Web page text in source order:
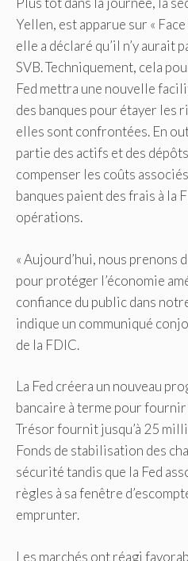
Yellen, est apparue sur «
elle a déclaré qu’il n’y aurait
SVB. Techniquement, cela
Fed mettra une nouvelle
des banques pour étayer les
elles sont confrontées. En
partie des actifs et des
compenser les coûts
banques paient des frais à la
opérations.
« Aujourd’hui, nous prenons
pour protéger l’économie
confiance du public dans
indique un communiqué
de la FDIC.
La Fed créera un nouveau
bancaire à terme pour fournir
Trésor fournit jusqu’à 25
Fonds de stabilisation des
sécurité tandis que la Fed
règles à sa fenêtre
emprunter.
Les marchés ont réagi